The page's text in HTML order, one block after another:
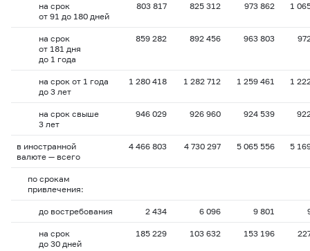
на срок
от 91 до 180 дней
803 817 825 312 973 862 1
на срок
от 181 дня
до 1 года
859 282 892 456 963 803
на срок от 1 года
до 3 лет
1 280 418 1 282 712 1 259 461 1
на срок свыше
3 лет
946 029 926 960 924 539
в иностранной
валюте — всего
4 466 803 4 730 297 5 065 556 5
по срокам
привлечения:
до востребования 2 434 6 096 9 801
на срок
до 30 дней
185 229 103 632 153 196